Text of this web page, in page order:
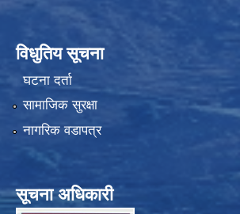
विधुतिय सूचना
घटना दर्ता
सामाजिक सुरक्षा
नागरिक वडापत्र
सूचना अधिकारी